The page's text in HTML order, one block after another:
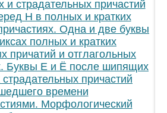
и страдательных причастий
Н в полных и кратких
Одна и две буквы
полных и кратких
причатий и отглагольных
Буквы Е и Ё после шипящих
причастий
времени
Морфологический